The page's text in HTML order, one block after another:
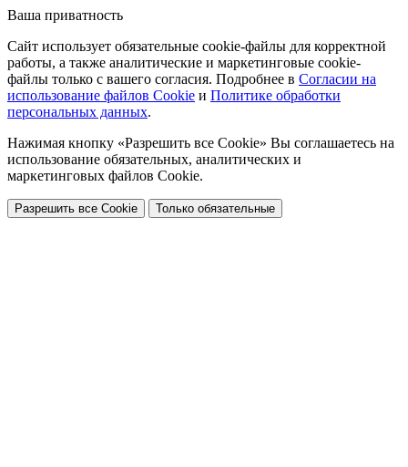
Ваша приватность
Сайт использует обязательные cookie-файлы для корректной
работы, а также аналитические и маркетинговые cookie-
файлы только с вашего согласия. Подробнее в Согласии на
использование файлов Cookie и Политике обработки
персональных данных.
Нажимая кнопку «Разрешить все Cookie» Вы соглашаетесь на
использование обязательных, аналитических и
маркетинговых файлов Cookie.
Разрешить все Cookie Только обязательные